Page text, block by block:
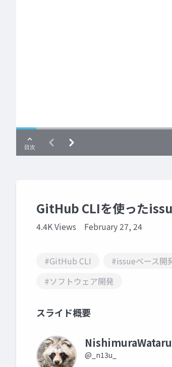
GitHub CLIを使った
4.4K Views February 27, 24
#GitHub CLI #issueベース開
#ソフトウェア開発
スライド概要
NishimuraWataru
@_n13u_